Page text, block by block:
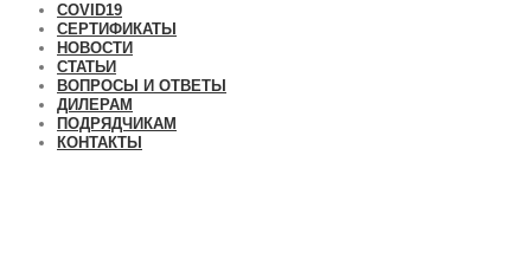
COVID19
СЕРТИФИКАТЫ
НОВОСТИ
СТАТЬИ
ВОПРОСЫ И ОТВЕТЫ
ДИЛЕРАМ
ПОДРЯДЧИКАМ
КОНТАКТЫ